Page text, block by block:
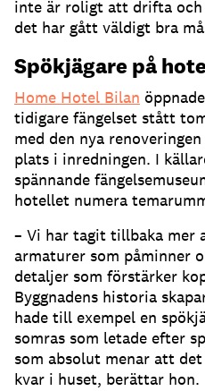
inte är roligt att drifta och
det har gått väldigt bra
Spökjägare på
Home Hotel Bilan
tidigare fängelset stått
med den nya
plats i inredningen. I
spännande
hotellet numera
– Vi har tagit tillbaka mer
armaturer som påminner
detaljer som förstärker
Byggnadens historia
hade till exempel en
somras som letade efter
som absolut menar att
kvar i huset, berättar hon.